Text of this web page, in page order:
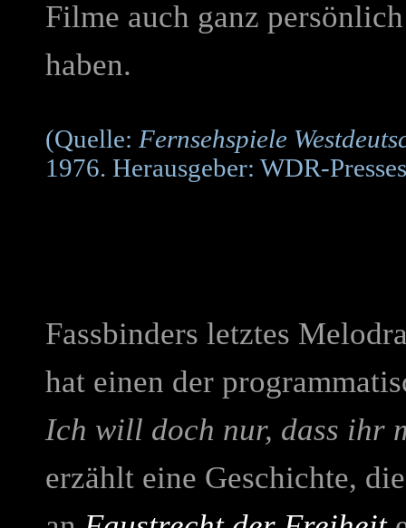
Filme auch ganz
haben.
(Quelle: Fernsehspiele
1976. Herausgeber: WDR-
Fassbinders letztes
hat einen der
Ich will doch nur, dass ihr
erzählt eine Geschichte,